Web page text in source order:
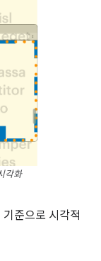
각화
준으로 시각적